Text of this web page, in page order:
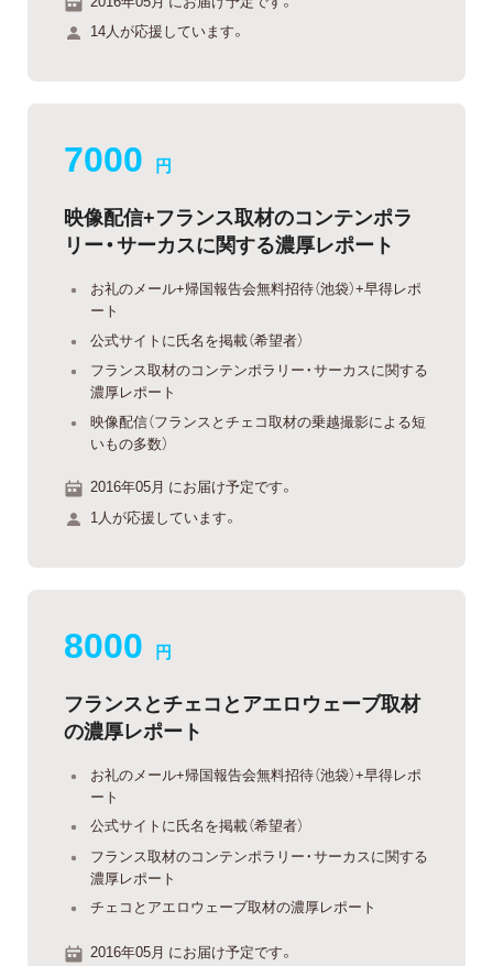
14人が応援しています。
7000 円
映像配信+フランス取材のコンテンポラ
リー・サーカスに関する濃厚レポート
お礼のメール+帰国報告会無料招待（池袋）+早得レポ
ート
公式サイトに氏名を掲載（希望者）
フランス取材のコンテンポラリー・サーカスに関する
濃厚レポート
映像配信（フランスとチェコ取材の乗越撮影による短
いもの多数）
2016年05月 にお届け予定です。
1人が応援しています。
8000 円
フランスとチェコとアエロウェーブ取材
の濃厚レポート
お礼のメール+帰国報告会無料招待（池袋）+早得レポ
ート
公式サイトに氏名を掲載（希望者）
フランス取材のコンテンポラリー・サーカスに関する
濃厚レポート
チェコとアエロウェーブ取材の濃厚レポート
2016年05月 にお届け予定です。